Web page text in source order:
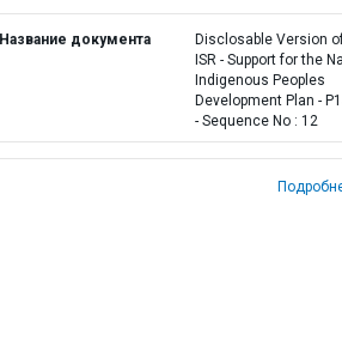
Название документа
Disclosable Version
ISR - Support for the
Indigenous Peoples
Development Plan -
- Sequence No : 12